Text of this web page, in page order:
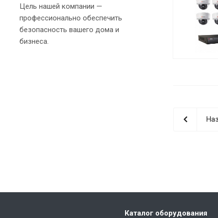
Цель нашей компании —
профессионально обеспечить
безопасность вашего дома и
бизнеса.
Каталог оборудования